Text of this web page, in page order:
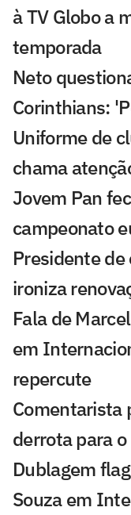
à TV Globo a
temporada
Neto
Corinthians:
Uniforme de
chama
Jovem Pan
campeonato
Presidente
ironiza
Fala de
em
repercute
Comentarista
derrota para
Dublagem
Souza em